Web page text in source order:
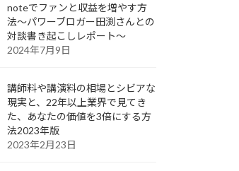
noteでファンと収益を増やす方
法～パワーブロガー田渕さんとの
対談書き起こしレポート～
2024年7月9日
講師料や講演料の相場とシビアな
現実と、22年以上業界で見てき
た、あなたの価値を3倍にする方
法2023年版
2023年2月23日